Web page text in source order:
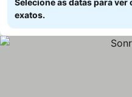
Selecione as datas para ver
exatos.